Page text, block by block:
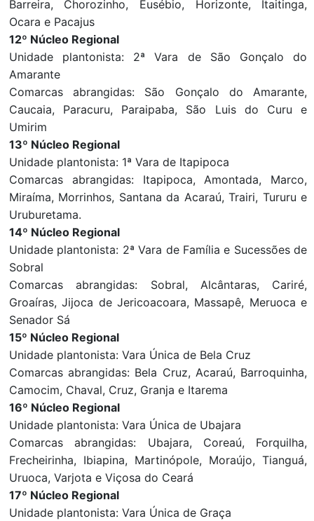
Barreira, Chorozinho, Eusébio, Horizonte, Itaitinga,
Ocara e Pacajus
12º Núcleo Regional
Unidade plantonista: 2ª Vara de São Gonçalo do
Amarante
Comarcas abrangidas: São Gonçalo do Amarante,
Caucaia, Paracuru, Paraipaba, São Luis do Curu e
Umirim
13º Núcleo Regional
Unidade plantonista: 1ª Vara de Itapipoca
Comarcas abrangidas: Itapipoca, Amontada, Marco,
Miraíma, Morrinhos, Santana da Acaraú, Trairi, Tururu e
Uruburetama.
14º Núcleo Regional
Unidade plantonista: 2ª Vara de Família e Sucessões de
Sobral
Comarcas abrangidas: Sobral, Alcântaras, Cariré,
Groaíras, Jijoca de Jericoacoara, Massapê, Meruoca e
Senador Sá
15º Núcleo Regional
Unidade plantonista: Vara Única de Bela Cruz
Comarcas abrangidas: Bela Cruz, Acaraú, Barroquinha,
Camocim, Chaval, Cruz, Granja e Itarema
16º Núcleo Regional
Unidade plantonista: Vara Única de Ubajara
Comarcas abrangidas: Ubajara, Coreaú, Forquilha,
Frecheirinha, Ibiapina, Martinópole, Moraújo, Tianguá,
Uruoca, Varjota e Viçosa do Ceará
17º Núcleo Regional
Unidade plantonista: Vara Única de Graça